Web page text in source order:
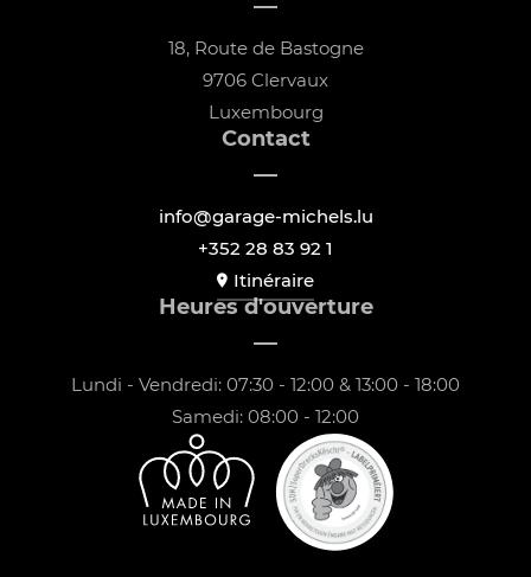
18, Route de Bastogne
9706 Clervaux
Luxembourg
Contact
info@garage-michels.lu
+352 28 83 92 1
Itinéraire
Heures d'ouverture
Lundi - Vendredi: 07:30 - 12:00 & 13:00 - 18:00
Samedi: 08:00 - 12:00